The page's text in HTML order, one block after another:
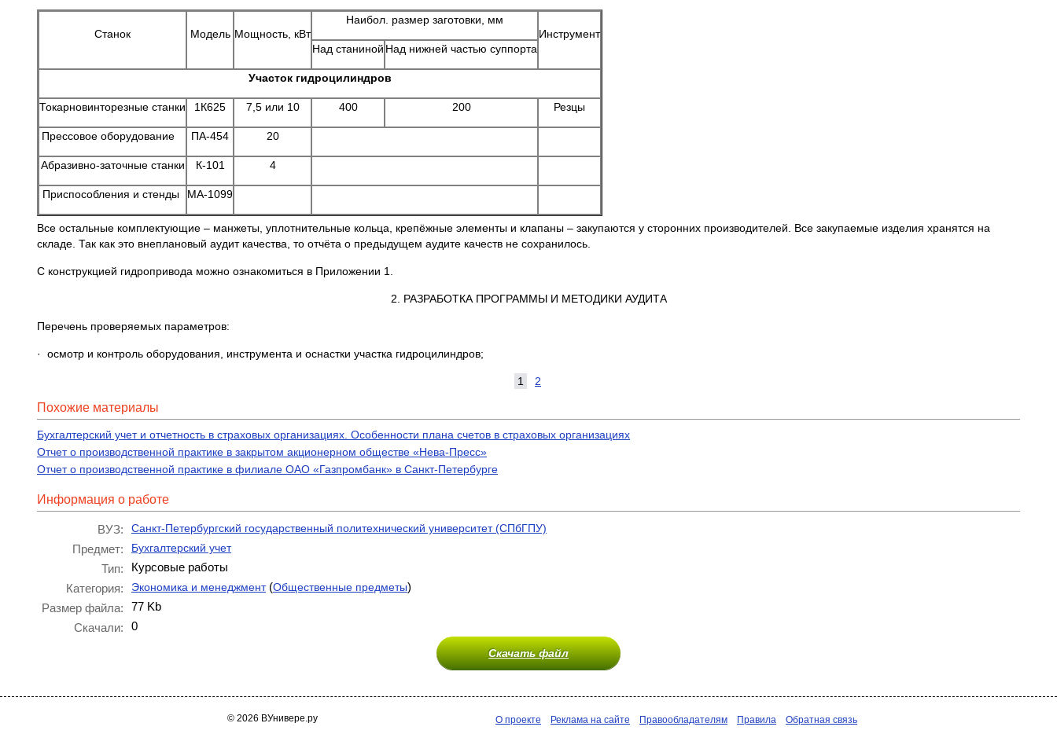
Станок Модель Мощность, кВт
Наибол. размер заготовки, мм
Инструмент
Над станиной Над нижней частью суппорта
Участок гидроцилиндров
Токарновинторезные станки 1К625 7,5 или 10 400 200 Резцы
Прессовое оборудование ПА-454 20
Абразивно-заточные станки К-101 4
Приспособления и стенды МА-1099
Все остальные комплектующие – манжеты, уплотнительные кольца, крепёжные элементы и клапаны – закупаются у сторонних производителей. Все закупаемые изделия хранятся на
складе. Так как это внеплановый аудит качества, то отчёта о предыдущем аудите качеств не сохранилось.
С конструкцией гидропривода можно ознакомиться в Приложении 1.
2. РАЗРАБОТКА ПРОГРАММЫ И МЕТОДИКИ АУДИТА
Перечень проверяемых параметров:
· осмотр и контроль оборудования, инструмента и оснастки участка гидроцилиндров;
1 2
Похожие материалы
Бухгалтерский учет и отчетность в страховых организациях. Особенности плана счетов в страховых организациях
Отчет о производственной практике в закрытом акционерном обществе «Нева-Пресс»
Отчет о производственной практике в филиале ОАО «Газпромбанк» в Санкт-Петербурге
Информация о работе
ВУЗ: Санкт-Петербургский государственный политехнический университет (СПбГПУ)
Предмет: Бухгалтерский учет
Тип:
Курсовые работы
Категория:
Экономика и менеджмент(Общественные предметы)
Размер файла:
77 Kb
Скачали:
0
Скачать файл
© 2026 ВУнивере.ру О проекте Реклама на сайте Правообладателям Правила Обратная связь